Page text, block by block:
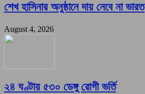
শেখ হাসিনার অনুষ্ঠানে দায় নেবে না ভারত
August 4, 2026
২৪ ঘণ্টায় ৫৩০ ডেঙ্গু রোগী ভর্তি